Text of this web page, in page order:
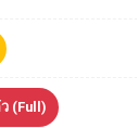
(Full)